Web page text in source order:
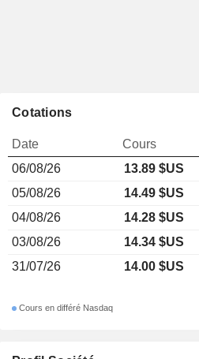
Cotations
Date Cours
06/08/26
13.89 $US
05/08/26
14.49 $US
04/08/26
14.28 $US
03/08/26
14.34 $US
31/07/26
14.00 $US
Cours en différé Nasdaq